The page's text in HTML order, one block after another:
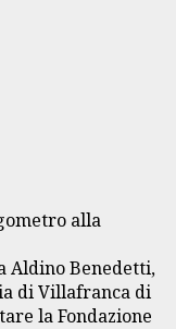
alla
Aldino Benedetti,
di Villafranca di
la Fondazione